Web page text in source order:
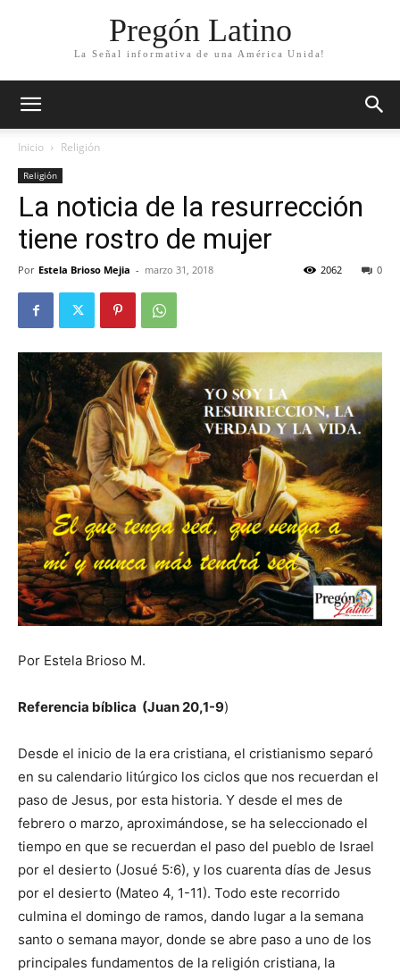
Pregón Latino
La Señal informativa de una América Unida!
Inicio Religión
Religión
La noticia de la resurrección
tiene rostro de mujer
Por Estela Brioso Mejia - marzo 31, 2018 0
2062
Por Estela Brioso M.
Referencia bíblica (Juan 20,1-9)
Desde el inicio de la era cristiana, el cristianismo separó
en su calendario litúrgico los ciclos que nos recuerdan el
paso de Jesus, por esta historia. Y desde el mes de
febrero o marzo, aproximándose, se ha seleccionado el
tiempo en que se recuerdan el paso del pueblo de Israel
por el desierto (Josué 5:6), y los cuarenta días de Jesus
por el desierto (Mateo 4, 1-11). Todo este recorrido
culmina el domingo de ramos, dando lugar a la semana
santo o semana mayor, donde se abre paso a uno de los
principales fundamentos de la religión cristiana, la